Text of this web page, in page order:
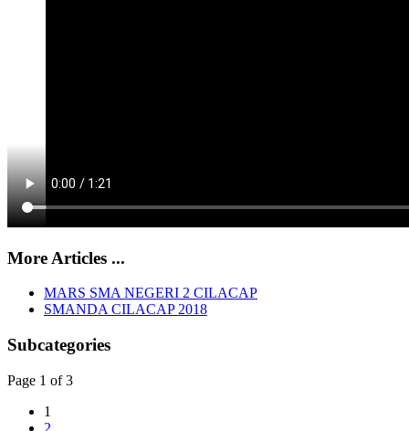
More Articles ...
MARS SMA NEGERI 2 CILACAP
SMANDA CILACAP 2018
Subcategories
Page 1 of 3
1
2